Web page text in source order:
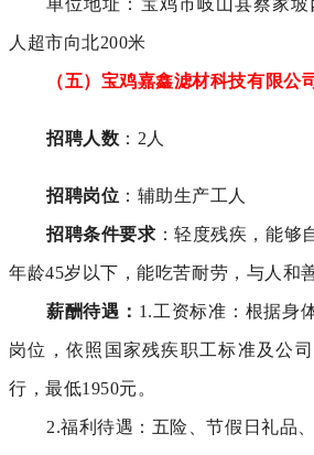
单位地址： 宝鸡市岐山县蔡家
人超市向北200米
（五）宝鸡嘉鑫滤材科技有限公司
招聘人数 ：2人
招聘岗位 ：辅助生产工人
招聘条件要求 ：轻度残疾，能够
年龄45岁以下，能吃苦耐劳，与人和
薪酬待遇： 1.工资标准：根据身
岗位，依照国家残疾职工标准及公
行，最低1950元。
2.福利待遇：五险、节假日礼品